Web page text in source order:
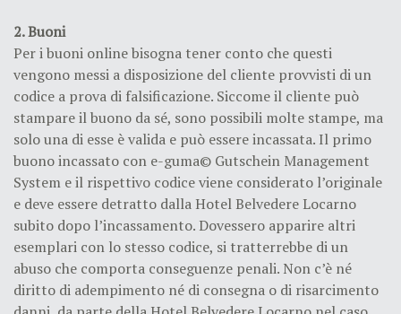
2. Buoni
Per i buoni online bisogna tener conto che questi
vengono messi a disposizione del cliente provvisti di un
codice a prova di falsificazione. Siccome il cliente può
stampare il buono da sé, sono possibili molte stampe, ma
solo una di esse è valida e può essere incassata. Il primo
buono incassato con e-guma© Gutschein Management
System e il rispettivo codice viene considerato l’originale
e deve essere detratto dalla Hotel Belvedere Locarno
subito dopo l’incassamento. Dovessero apparire altri
esemplari con lo stesso codice, si tratterrebbe di un
abuso che comporta conseguenze penali. Non c’è né
diritto di adempimento né di consegna o di risarcimento